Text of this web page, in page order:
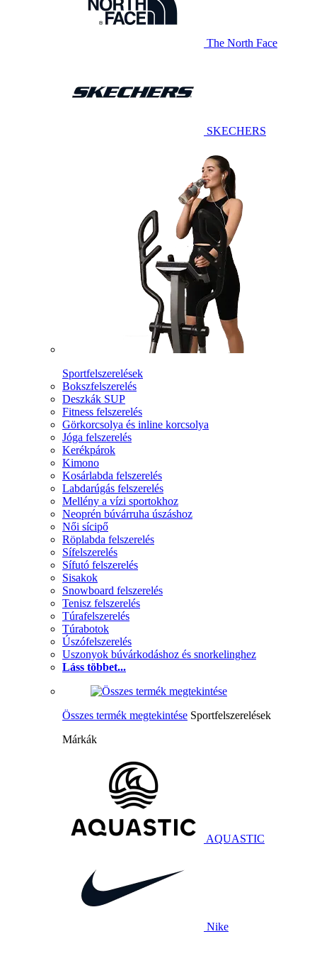
The North Face
SKECHERS
Sportfelszerelések
Bokszfelszerelés
Deszkák SUP
Fitness felszerelés
Görkorcsolya és inline korcsolya
Jóga felszerelés
Kerékpárok
Kimono
Kosárlabda felszerelés
Labdarúgás felszerelés
Mellény a vízi sportokhoz
Neoprén búvárruha úszáshoz
Női sícipő
Röplabda felszerelés
Sífelszerelés
Sífutó felszerelés
Sisakok
Snowboard felszerelés
Tenisz felszerelés
Túrafelszerelés
Túrabotok
Úszófelszerelés
Uszonyok búvárkodáshoz és snorkelinghez
Láss többet...
Összes termék megtekintése Sportfelszerelések
Márkák
AQUASTIC
Nike